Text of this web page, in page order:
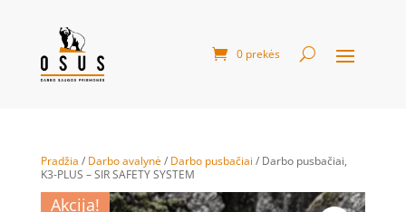
0 prekės
Pradžia / Darbo avalynė/ Darbo pusbačiai / Darbo pusbačiai,
K3-PLUS – SIR SAFETY SYSTEM
Akcija!